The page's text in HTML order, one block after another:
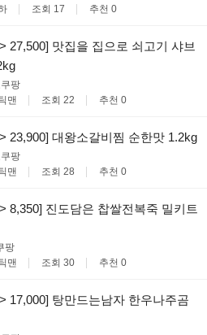
조회 17 추천 0
27,500] 맛집을 집으로 쇠고기 샤브
쿠팡
맨 조회 22 추천 0
23,900] 대왕소갈비찜 순한맛 1.2kg
쿠팡
맨 조회 28 추천 0
8,350] 진도담은 찹쌀전복죽 밀키트
팡
맨 조회 30 추천 0
17,000] 탕만드는남자 한우나주곰